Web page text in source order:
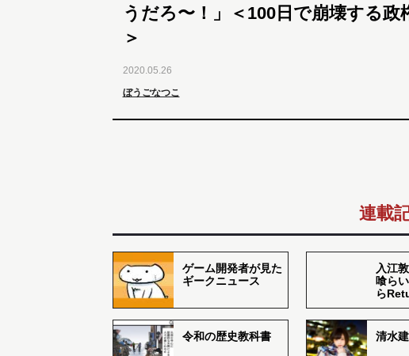
うだろ〜！」＜100日で崩壊する政
＞
2020.05.26
ぼうごなつこ
連載
ゲーム開発者が見た
ギークニュース
入江
喰ら
ら
令和の歴史教科書 清水